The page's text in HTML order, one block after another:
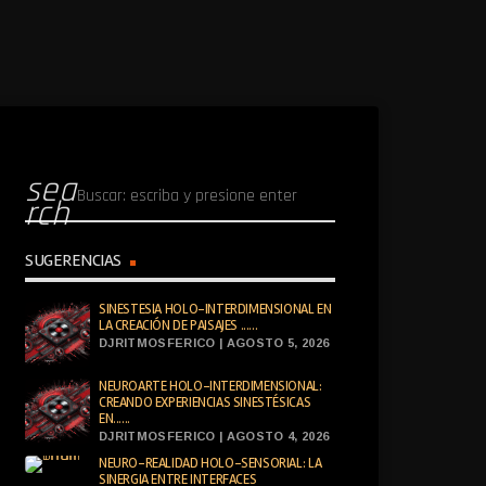
sea
rch
SUGERENCIAS
SINESTESIA HOLO-INTERDIMENSIONAL EN
LA CREACIÓN DE PAISAJES ......
DJRITMOSFERICO | AGOSTO 5, 2026
NEUROARTE HOLO-INTERDIMENSIONAL:
CREANDO EXPERIENCIAS SINESTÉSICAS
EN......
DJRITMOSFERICO | AGOSTO 4, 2026
NEURO-REALIDAD HOLO-SENSORIAL: LA
SINERGIA ENTRE INTERFACES